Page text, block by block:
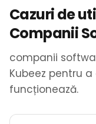
Cazuri de
Companii
companii
Kubeez pentru
funcționează.